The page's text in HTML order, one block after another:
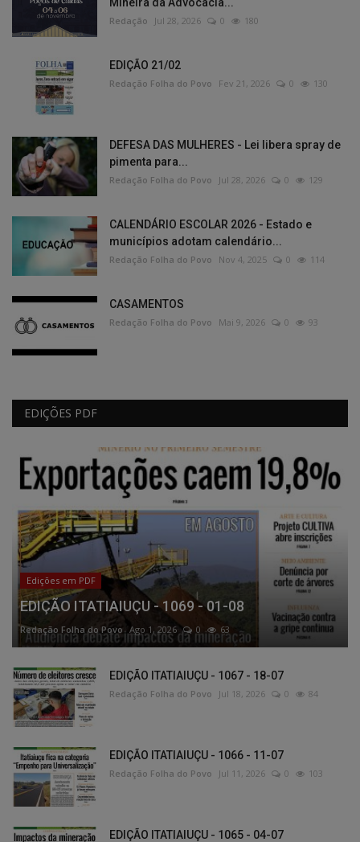
Redação Jul 28, 2026 0 180
EDIÇÃO 21/02
Redação Folha do Povo Fev 21, 2026 0 130
DEFESA DAS MULHERES - Lei libera spray de
pimenta para...
Redação Folha do Povo Jul 28, 2026 0 129
CALENDÁRIO ESCOLAR 2026 - Estado e
municípios adotam calendário...
Redação Folha do Povo Nov 4, 2025 0 114
CASAMENTOS
Redação Folha do Povo Mai 9, 2026 0 93
EDIÇÕES PDF
Edições em PDF
EDIÇÃO ITATIAIUÇU - 1069 - 01-08
Redação Folha do Povo Ago 1, 2026 0 63
EDIÇÃO ITATIAIUÇU - 1067 - 18-07
Redação Folha do Povo Jul 18, 2026 0 84
EDIÇÃO ITATIAIUÇU - 1066 - 11-07
Redação Folha do Povo Jul 11, 2026 0 103
EDIÇÃO ITATIAIUÇU - 1065 - 04-07